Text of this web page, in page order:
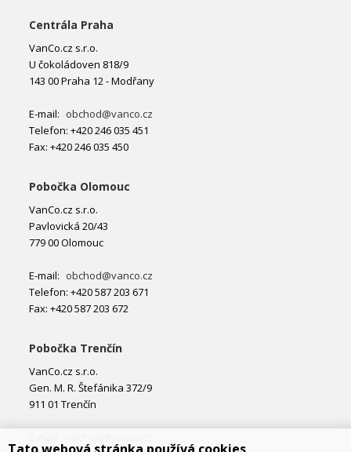
Centrála Praha
VanCo.cz s.r.o.
U čokoládoven 818/9
143 00 Praha 12 - Modřany
E-mail: obchod@vanco.cz
Telefon: +420 246 035 451
Fax: +420 246 035 450
Pobočka Olomouc
VanCo.cz s.r.o.
Pavlovická 20/43
779 00 Olomouc
E-mail: obchod@vanco.cz
Telefon: +420 587 203 671
Fax: +420 587 203 672
Pobočka Trenčín
VanCo.cz s.r.o.
Gen. M. R. Štefánika 372/9
911 01 Trenčín